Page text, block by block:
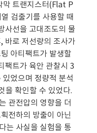
막 트랜지스터(Flat P
검출기를 사용할 때
사선을 고대조도의 물
바로 저선량의 조사가
아티팩트가 발생할
팩트가 육안 관찰시 3
었으며 정량적 분석
을 확인할 수 있었다.
관전압의 영향을 더
전하의 방출이 아닌
는 사실을 실험을 통